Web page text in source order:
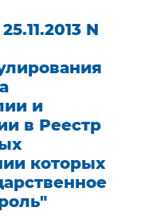
N
и
в Реестр
которых